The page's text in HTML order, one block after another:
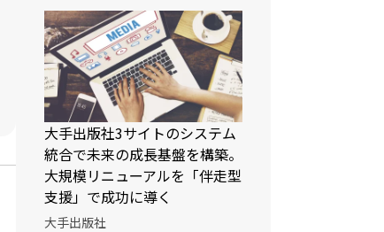
大手出版社3サイトのシステム
統合で未来の成長基盤を構築。
大規模リニューアルを「伴走型
支援」で成功に導く
大手出版社